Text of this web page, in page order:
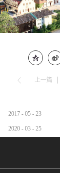
上一篇
2017 - 05 - 23
2020 - 03 - 25